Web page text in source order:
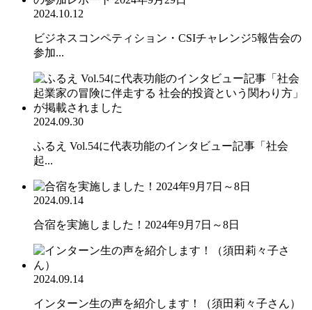
2024.10.12
ビジネスコンペティション・CSIチャレンジ5報告会の
参加...
2024.09.30
ふるえ Vol.54に代表功能のインタビュー記事「社会
起...
2024.09.14
合宿を実施しました！2024年9月7日～8日
2024.09.14
インターン生の声を紹介します！（須田莉々子さん）